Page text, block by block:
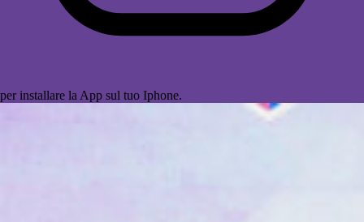
per installare la App sul tuo Iphone.